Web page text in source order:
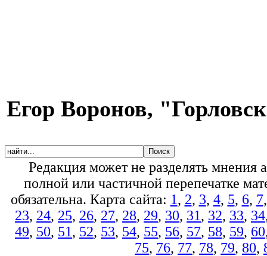
Егор Воронов,
Редакция может не разделять
полной или частичной перепечатке
обязательна. Карта сайта: 1, 2, 3, 4, 5, 6, 7
23, 24, 25, 26, 27, 28, 29, 30, 31, 32, 33, 34
49, 50, 51, 52, 53, 54, 55, 56, 57, 58, 59, 60
75, 76, 77, 78, 79, 80,